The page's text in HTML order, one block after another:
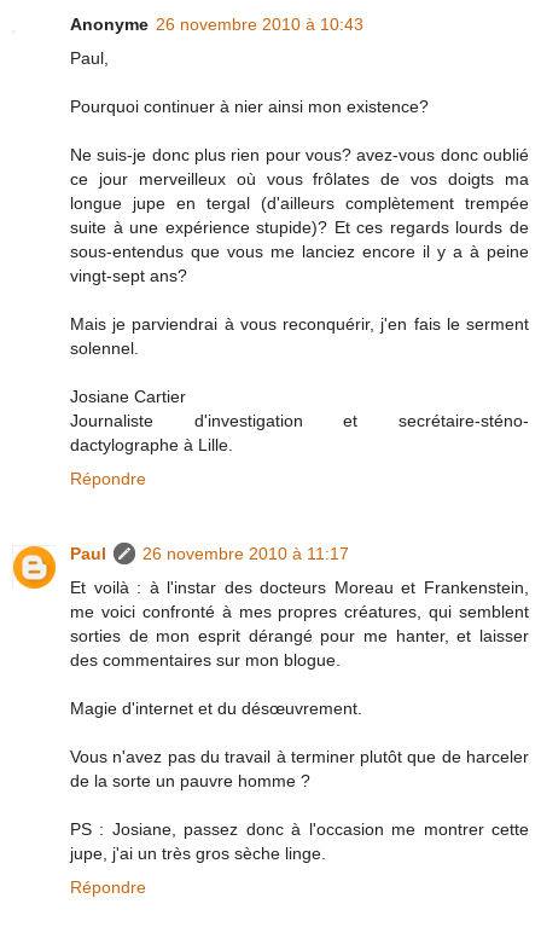
Anonyme 26 novembre 2010 à 10:43
Paul,
Pourquoi continuer à nier ainsi mon existence?
Ne suis-je donc plus rien pour vous? avez-vous donc oublié
ce jour merveilleux où vous frôlates de vos doigts ma
longue jupe en tergal (d'ailleurs complètement trempée
suite à une expérience stupide)? Et ces regards lourds de
sous-entendus que vous me lanciez encore il y a à peine
vingt-sept ans?
Mais je parviendrai à vous reconquérir, j'en fais le serment
solennel.
Josiane Cartier
Journaliste d'investigation et secrétaire-sténo-
dactylographe à Lille.
Répondre
Paul
26 novembre 2010 à 11:17
Et voilà : à l'instar des docteurs Moreau et Frankenstein,
me voici confronté à mes propres créatures, qui semblent
sorties de mon esprit dérangé pour me hanter, et laisser
des commentaires sur mon blogue.
Magie d'internet et du désœuvrement.
Vous n'avez pas du travail à terminer plutôt que de harceler
de la sorte un pauvre homme ?
PS : Josiane, passez donc à l'occasion me montrer cette
jupe, j'ai un très gros sèche linge.
Répondre